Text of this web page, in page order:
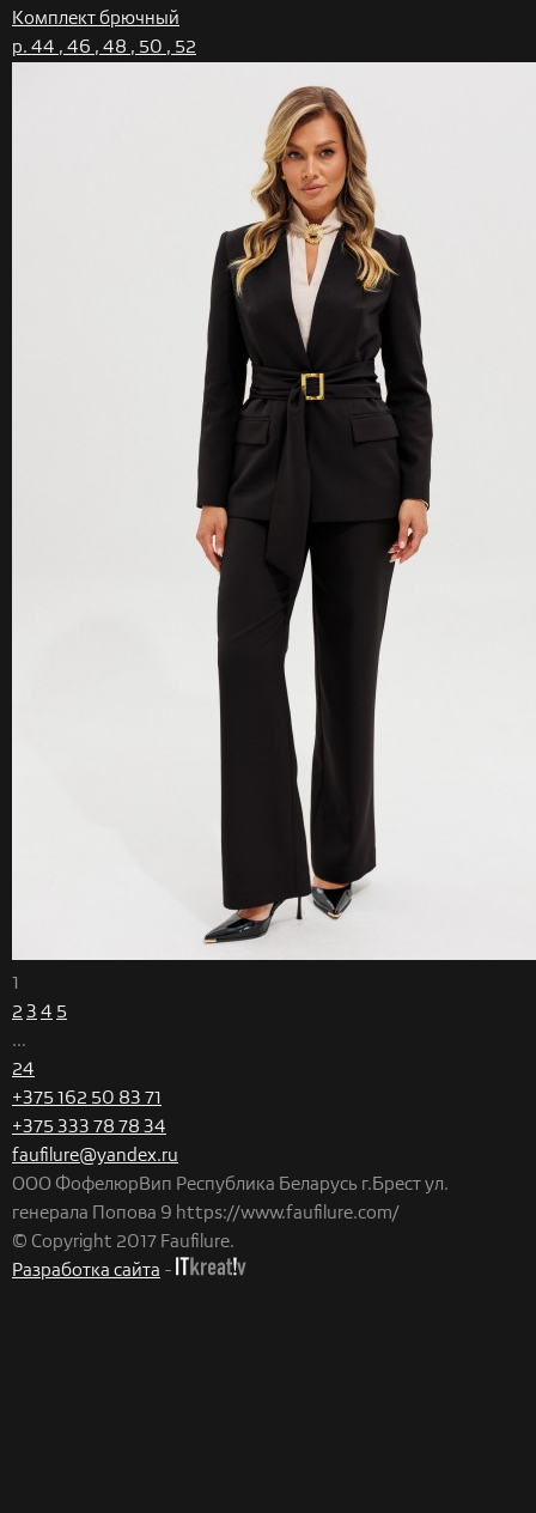
Комплект брючный
р. 44 , 46 , 48 , 50 , 52
1
2 3 4 5
...
24
+375 162 50 83 71
+375 333 78 78 34
faufilure@yandex.ru
ООО ФофелюрВип Республика Беларусь г.Брест ул.
генерала Попова 9 https://www.faufilure.com/
© Copyright 2017 Faufilure.
Разработка сайта -